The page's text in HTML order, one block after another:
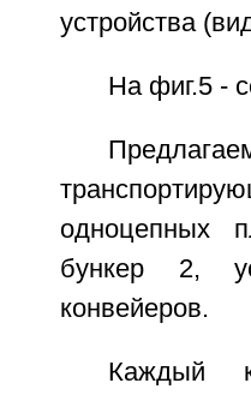
устройства
На фиг.5 -
одноцепных
бункер 2,
конвейеров.
Каждый